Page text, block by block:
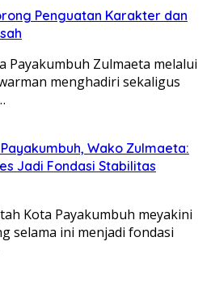
Penguatan Karakter dan
Payakumbuh Zulmaeta melalui
menghadiri sekaligus
Wako Zulmaeta:
Jadi Fondasi Stabilitas
Kota Payakumbuh meyakini
selama ini menjadi fondasi